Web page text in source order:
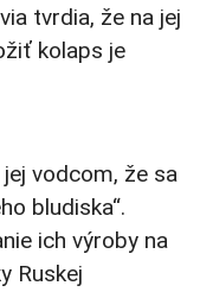
tvrdia, že na jej
kolaps je
vodcom, že sa
bludiska“.
ich výroby na
Ruskej